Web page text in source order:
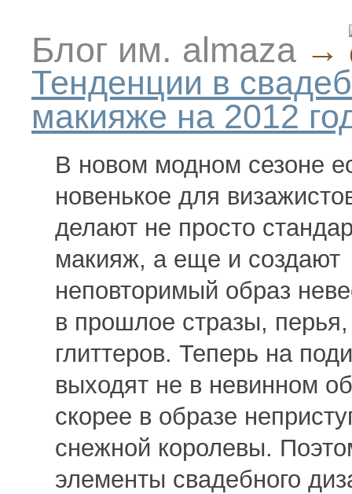
Блог им. almaza →
Тенденции в
макияже на 2012
В новом модном сезоне
новенькое для
делают не просто
макияж, а еще и создают
неповторимый образ
в прошлое стразы,
глиттеров. Теперь на
выходят не в невинном
скорее в образе
снежной королевы.
элементы свадебного